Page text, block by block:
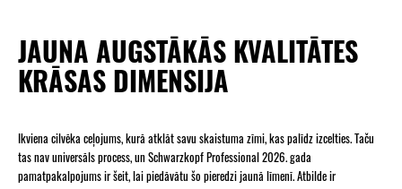
JAUNA AUGSTĀKĀS KVALITĀTES
KRĀSAS DIMENSIJA
Ikviena cilvēka ceļojums, kurā atklāt savu skaistuma zīmi, kas palīdz izcelties. Taču
tas nav universāls process, un Schwarzkopf Professional 2026. gada
pamatpakalpojums ir šeit, lai piedāvātu šo pieredzi jaunā līmenī. Atbilde ir